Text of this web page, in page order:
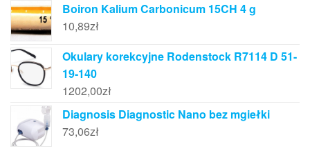
Boiron Kalium Carbonicum 15CH 4 g
10,89zł
Okulary korekcyjne Rodenstock R7114 D 51-
19-140
1202,00zł
Diagnosis Diagnostic Nano bez mgiełki
73,06zł